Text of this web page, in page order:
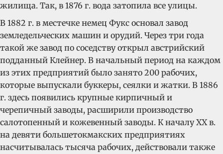
жилища. Так, в 1876 г. вода затопила все улицы.
В 1882 г. в местечке немец Фукс основал завод
земледельческих машин и орудий. Через три года
такой же завод по соседству открыл австрийский
подданный Клейнер. В начальный период на каждом
из этих предприятий было занято 200 рабочих,
которые выпускали буккеры, сеялки и жатки. В 1886
г. здесь появились крупные кирпичный и
черепичный заводы, расширили производство
салотопенный и кожевенный заводы. К началу XX в.
на девяти большетокмакских предприятиях
насчитывалась тысяча рабочих, действовали также